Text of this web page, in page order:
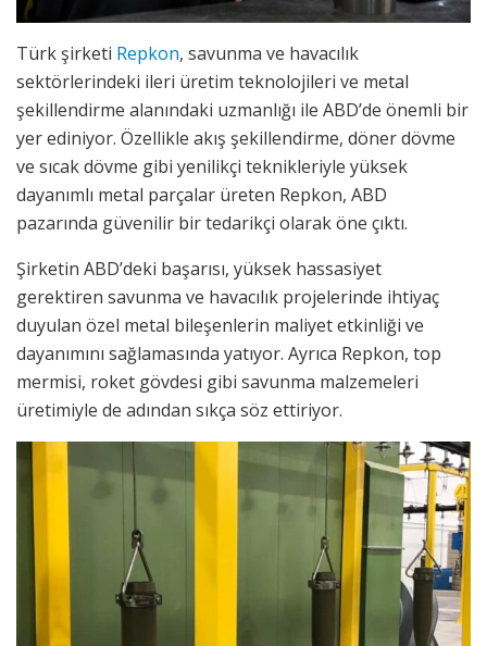
Türk şirketi Repkon, savunma ve havacılık
sektörlerindeki ileri üretim teknolojileri ve metal
şekillendirme alanındaki uzmanlığı ile ABD’de önemli bir
yer ediniyor. Özellikle akış şekillendirme, döner dövme
ve sıcak dövme gibi yenilikçi teknikleriyle yüksek
dayanımlı metal parçalar üreten Repkon, ABD
pazarında güvenilir bir tedarikçi olarak öne çıktı.
Şirketin ABD’deki başarısı, yüksek hassasiyet
gerektiren savunma ve havacılık projelerinde ihtiyaç
duyulan özel metal bileşenlerin maliyet etkinliği ve
dayanımını sağlamasında yatıyor. Ayrıca Repkon, top
mermisi, roket gövdesi gibi savunma malzemeleri
üretimiyle de adından sıkça söz ettiriyor.